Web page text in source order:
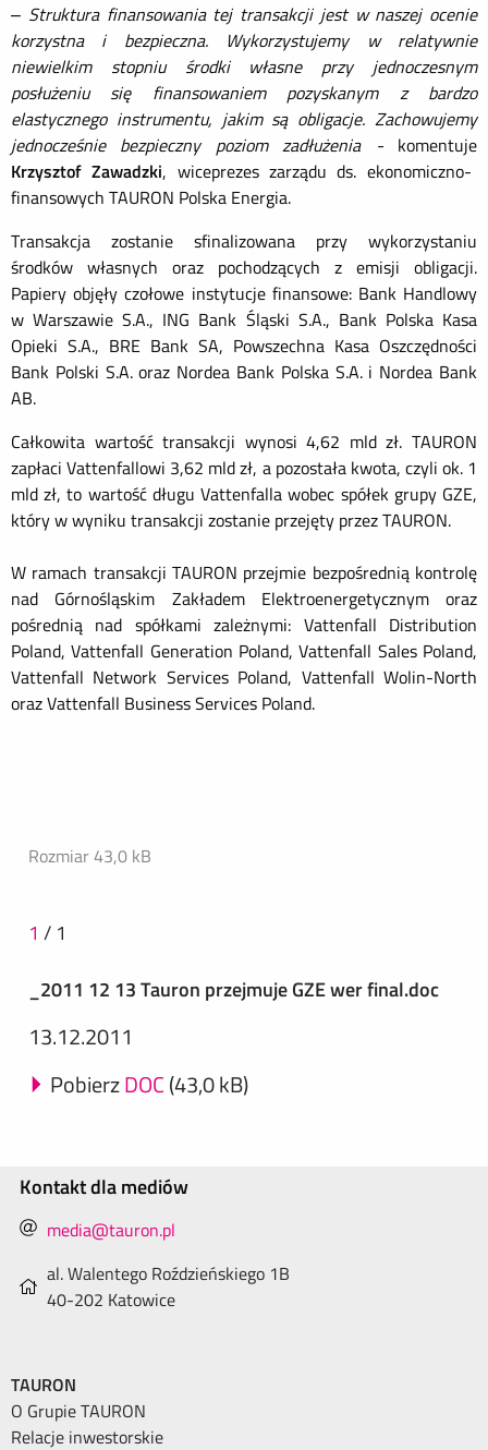
– Struktura finansowania tej transakcji jest w naszej ocenie
korzystna i bezpieczna. Wykorzystujemy w relatywnie
niewielkim stopniu środki własne przy jednoczesnym
posłużeniu się finansowaniem pozyskanym z bardzo
elastycznego instrumentu, jakim są obligacje. Zachowujemy
jednocześnie bezpieczny poziom zadłużenia - komentuje
Krzysztof Zawadzki, wiceprezes zarządu ds. ekonomiczno-
finansowych TAURON Polska Energia.
Transakcja zostanie sfinalizowana przy wykorzystaniu
środków własnych oraz pochodzących z emisji obligacji.
Papiery objęły czołowe instytucje finansowe: Bank Handlowy
w Warszawie S.A., ING Bank Śląski S.A., Bank Polska Kasa
Opieki S.A., BRE Bank SA, Powszechna Kasa Oszczędności
Bank Polski S.A. oraz Nordea Bank Polska S.A. i Nordea Bank
AB.
Całkowita wartość transakcji wynosi 4,62 mld zł. TAURON
zapłaci Vattenfallowi 3,62 mld zł, a pozostała kwota, czyli ok. 1
mld zł, to wartość długu Vattenfalla wobec spółek grupy GZE,
który w wyniku transakcji zostanie przejęty przez TAURON.
W ramach transakcji TAURON przejmie bezpośrednią kontrolę
nad Górnośląskim Zakładem Elektroenergetycznym oraz
pośrednią nad spółkami zależnymi: Vattenfall Distribution
Poland, Vattenfall Generation Poland, Vattenfall Sales Poland,
Vattenfall Network Services Poland, Vattenfall Wolin-North
oraz Vattenfall Business Services Poland.
Rozmiar 43,0 kB
1 / 1
_2011 12 13 Tauron przejmuje GZE wer final.doc
13.12.2011
PobierzDOC(43,0 kB)
Kontakt dla mediów
media@tauron.pl
al. Walentego Roździeńskiego 1B
40-202 Katowice
TAURON
O Grupie TAURON
Relacje inwestorskie